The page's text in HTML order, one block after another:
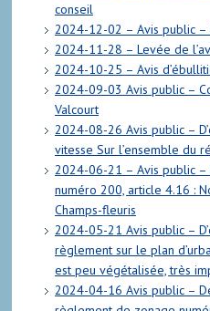
conseil
2024-12-02 – Avis public
2024-11-28 – Levée de
2024-10-25 – Avis
2024-09-03 Avis public –
Valcourt
2024-08-26 Avis public –
vitesse Sur l’ensemble du
2024-06-21 – Avis public
numéro 200, article 4.16 :
Champs-fleuris
2024-05-21 Avis public –
règlement sur le plan
est peu végétalisée, très
2024-04-16 Avis public –